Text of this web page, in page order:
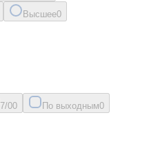
Высшее0
7/00 По выходным0